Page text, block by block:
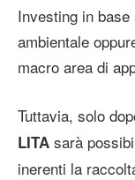
Investing in
ambientale
macro area di
Tuttavia, solo
LITA sarà
inerenti la